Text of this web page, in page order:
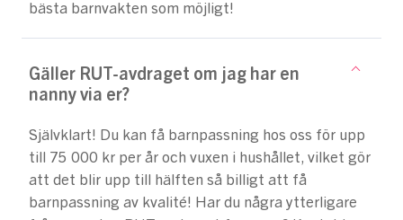
bästa barnvakten som möjligt!
Gäller RUT-avdraget om jag har en
nanny via er?
Självklart! Du kan få barnpassning hos oss för upp
till 75 000 kr per år och vuxen i hushållet, vilket gör
att det blir upp till hälften så billigt att få
barnpassning av kvalité! Har du några ytterligare